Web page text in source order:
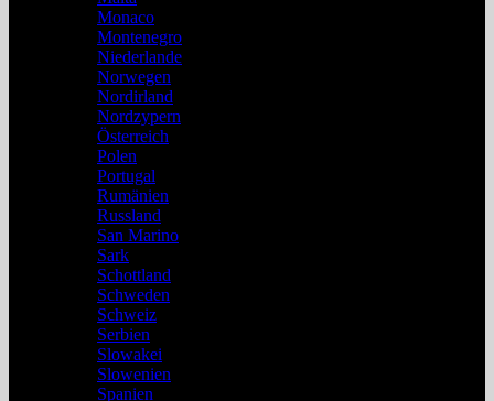
Monaco
Montenegro
Niederlande
Norwegen
Nordirland
Nordzypern
Österreich
Polen
Portugal
Rumänien
Russland
San Marino
Sark
Schottland
Schweden
Schweiz
Serbien
Slowakei
Slowenien
Spanien